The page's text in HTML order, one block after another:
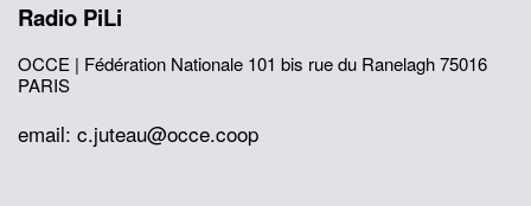
Radio PiLi
OCCE | Fédération Nationale 101 bis rue du Ranelagh75016
PARIS
email: c.juteau@occe.coop